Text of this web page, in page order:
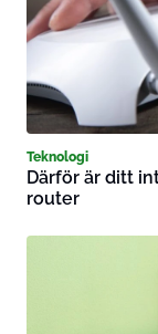
Teknologi
Därför är ditt
router